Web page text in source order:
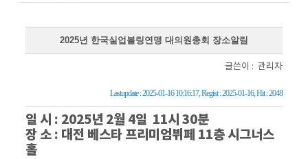
2025년 한국실업볼링연맹 대의원총회 장소알림
글쓴이 : 관리자
Lastupdate : 2025-01-16 10:16:17, Regist : 2025-01-16, Hit : 2048
일 시 : 2025년 2월 4일 11시 30분
장 소 : 대전 베스타 프리미엄뷔페 11층 시그너스
홀